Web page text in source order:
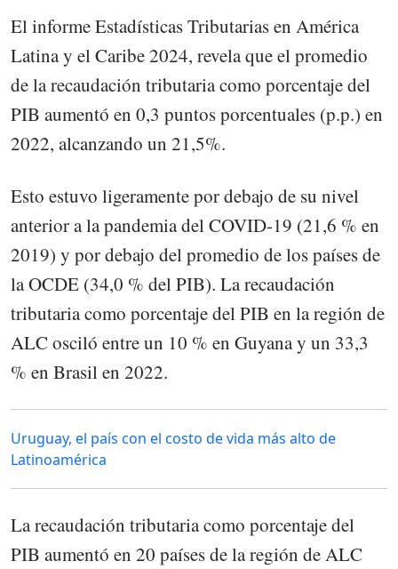
El informe Estadísticas Tributarias en América
Latina y el Caribe 2024, revela que el promedio
de la recaudación tributaria como porcentaje del
PIB aumentó en 0,3 puntos porcentuales (p.p.) en
2022, alcanzando un 21,5%.
Esto estuvo ligeramente por debajo de su nivel
anterior a la pandemia del COVID-19 (21,6 % en
2019) y por debajo del promedio de los países de
la OCDE (34,0 % del PIB). La recaudación
tributaria como porcentaje del PIB en la región de
ALC osciló entre un 10 % en Guyana y un 33,3
% en Brasil en 2022.
Uruguay, el país con el costo de vida más alto de
Latinoamérica
La recaudación tributaria como porcentaje del
PIB aumentó en 20 países de la región de ALC